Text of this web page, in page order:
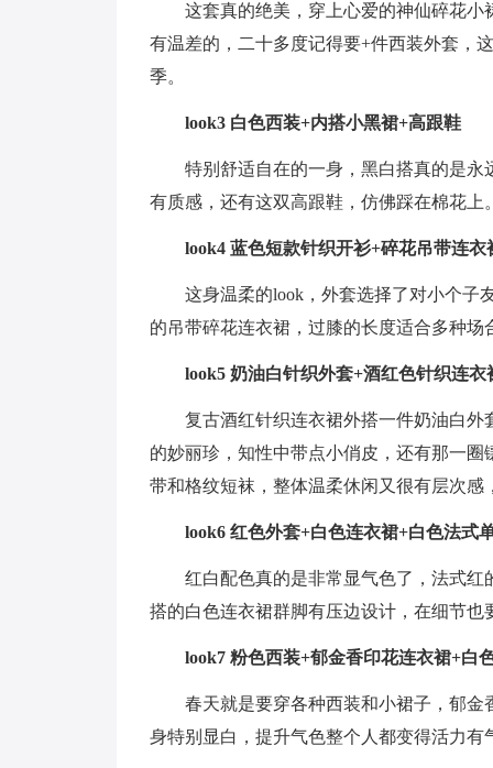
这套真的绝美，穿上心爱的神仙碎花
有温差的，二十多度记得要+件西装外套，
季。
look3 白色西装+内搭小黑裙+高跟鞋
特别舒适自在的一身，黑白搭真的是
有质感，还有这双高跟鞋，仿佛踩在棉花上
look4 蓝色短款针织开衫+碎花吊带连衣
这身温柔的look，外套选择了对小个子
的吊带碎花连衣裙，过膝的长度适合多种场
look5 奶油白针织外套+酒红色针织连衣
复古酒红针织连衣裙外搭一件奶油白
的妙丽珍，知性中带点小俏皮，还有那一
带和格纹短袜，整体温柔休闲又很有层次感
look6 红色外套+白色连衣裙+白色法式
红白配色真的是非常显气色了，法式
搭的白色连衣裙群脚有压边设计，在细节也
look7 粉色西装+郁金香印花连衣裙+白
春天就是要穿各种西装和小裙子，郁
身特别显白，提升气色整个人都变得活力有